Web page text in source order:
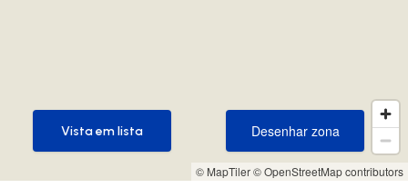
© MapTiler© OpenStreetMap contributors
Desenhar zona
Desenhar zona
Vista em lista
Vista em lista